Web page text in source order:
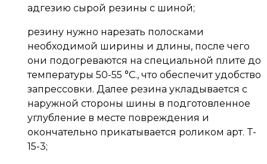
адгезию сырой резины с шиной;
резину нужно нарезать полосками
необходимой ширины и длины, после чего
они подогреваются на специальной плите до
температуры 50-55 °С., что обеспечит удобство
запрессовки. Далее резина укладывается с
наружной стороны шины в подготовленное
углубление в месте повреждения и
окончательно прикатывается роликом арт. T-
15-3;